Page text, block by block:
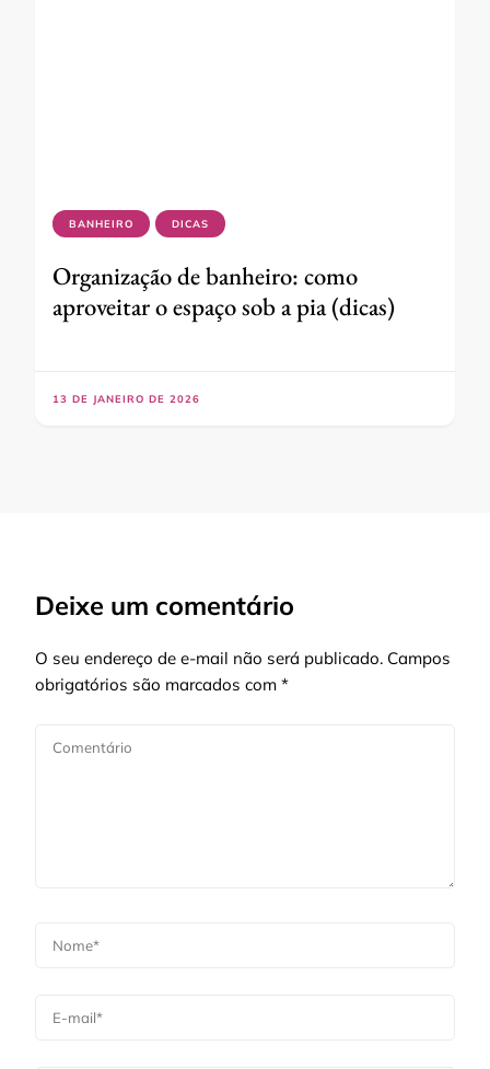
BANHEIRO DICAS
Organização de banheiro: como
aproveitar o espaço sob a pia (dicas)
13 DE JANEIRO DE 2026
Deixe um comentário
O seu endereço de e-mail não será publicado. Campos
obrigatórios são marcados com *